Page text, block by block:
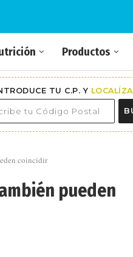
Productos
TU C.P. Y
coincidir
pueden